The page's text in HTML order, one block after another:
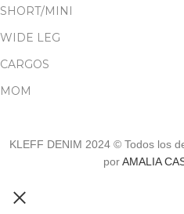
SHORT/MINI
WIDE LEG
CARGOS
MOM
KLEFF DENIM 2024 © Todos los
porAMALIA